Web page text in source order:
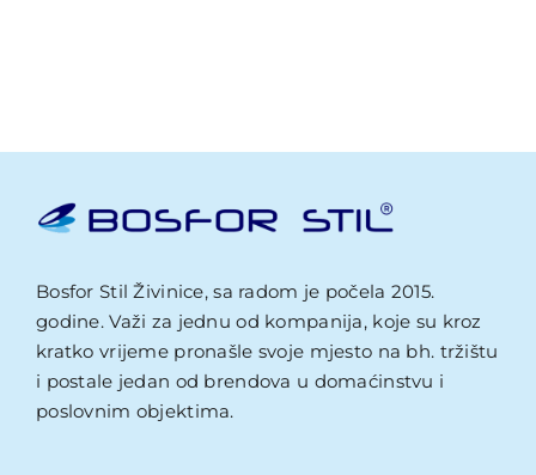
Bosfor Stil Živinice, sa radom je počela 2015.
godine. Važi za jednu od kompanija, koje su kroz
kratko vrijeme pronašle svoje mjesto na bh. tržištu
i postale jedan od brendova u domaćinstvu i
poslovnim objektima.